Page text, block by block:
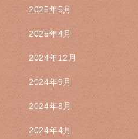
2025年5月
2025年4月
2024年12月
2024年9月
2024年8月
2024年4月